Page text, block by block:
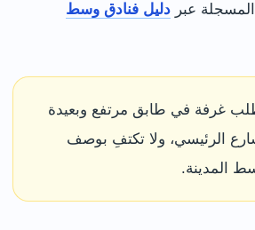
عبر دليل فنادق وسط
غرفة في طابق مرتفع وبعيدة
الرئيسي، ولا تكتفِ بوصف
المدينة.